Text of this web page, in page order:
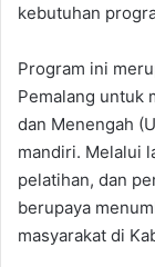
kebutuhan
Program ini
Pemalang untuk
dan Menengah
mandiri. Melalui
pelatihan, dan
berupaya
masyarakat di